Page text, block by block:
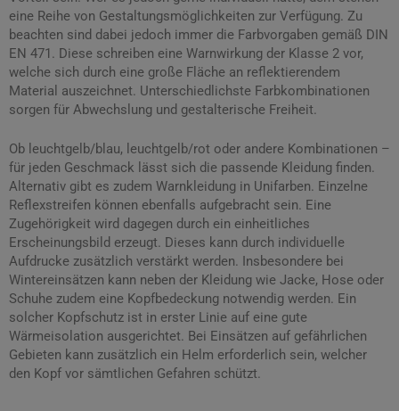
eine Reihe von Gestaltungsmöglichkeiten zur Verfügung. Zu
beachten sind dabei jedoch immer die Farbvorgaben gemäß DIN
EN 471. Diese schreiben eine Warnwirkung der Klasse 2 vor,
welche sich durch eine große Fläche an reflektierendem
Material auszeichnet. Unterschiedlichste Farbkombinationen
sorgen für Abwechslung und gestalterische Freiheit.
Ob leuchtgelb/blau, leuchtgelb/rot oder andere Kombinationen –
für jeden Geschmack lässt sich die passende Kleidung finden.
Alternativ gibt es zudem Warnkleidung in Unifarben. Einzelne
Reflexstreifen können ebenfalls aufgebracht sein. Eine
Zugehörigkeit wird dagegen durch ein einheitliches
Erscheinungsbild erzeugt. Dieses kann durch individuelle
Aufdrucke zusätzlich verstärkt werden. Insbesondere bei
Wintereinsätzen kann neben der Kleidung wie Jacke, Hose oder
Schuhe zudem eine Kopfbedeckung notwendig werden. Ein
solcher Kopfschutz ist in erster Linie auf eine gute
Wärmeisolation ausgerichtet. Bei Einsätzen auf gefährlichen
Gebieten kann zusätzlich ein Helm erforderlich sein, welcher
den Kopf vor sämtlichen Gefahren schützt.